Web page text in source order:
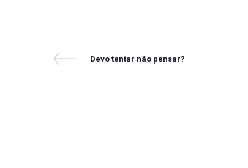
Navegação
Previous
Devo tentar não pensar?